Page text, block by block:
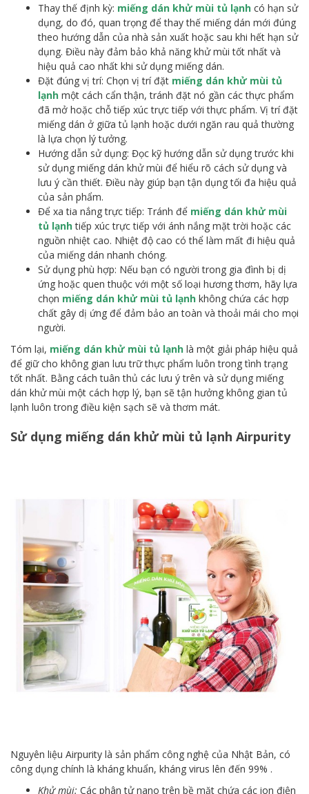
Thay thế định kỳ: miếng dán khử mùi tủ lạnh có hạn sử
dụng, do đó, quan trọng để thay thế miếng dán mới đúng
theo hướng dẫn của nhà sản xuất hoặc sau khi hết hạn sử
dụng. Điều này đảm bảo khả năng khử mùi tốt nhất và
hiệu quả cao nhất khi sử dụng miếng dán.
Đặt đúng vị trí: Chọn vị trí đặt miếng dán khử mùi tủ
lạnh một cách cẩn thận, tránh đặt nó gần các thực phẩm
đã mở hoặc chỗ tiếp xúc trực tiếp với thực phẩm. Vị trí đặt
miếng dán ở giữa tủ lạnh hoặc dưới ngăn rau quả thường
là lựa chọn lý tưởng.
Hướng dẫn sử dụng: Đọc kỹ hướng dẫn sử dụng trước khi
sử dụng miếng dán khử mùi để hiểu rõ cách sử dụng và
lưu ý cần thiết. Điều này giúp bạn tận dụng tối đa hiệu quả
của sản phẩm.
Để xa tia nắng trực tiếp: Tránh để miếng dán khử mùi
tủ lạnhtiếp xúc trực tiếp với ánh nắng mặt trời hoặc các
nguồn nhiệt cao. Nhiệt độ cao có thể làm mất đi hiệu quả
của miếng dán nhanh chóng.
Sử dụng phù hợp: Nếu bạn có người trong gia đình bị dị
ứng hoặc quen thuộc với một số loại hương thơm, hãy lựa
chọn miếng dán khử mùi tủ lạnh không chứa các hợp
chất gây dị ứng để đảm bảo an toàn và thoải mái cho mọi
người.
Tóm lại, miếng dán khử mùi tủ lạnh là một giải pháp hiệu quả
để giữ cho không gian lưu trữ thực phẩm luôn trong tình trạng
tốt nhất. Bằng cách tuân thủ các lưu ý trên và sử dụng miếng
dán khử mùi một cách hợp lý, bạn sẽ tận hưởng không gian tủ
lạnh luôn trong điều kiện sạch sẽ và thơm mát.
Sử dụng miếng dán khử mùi tủ lạnh Airpurity
Nguyên liệu Airpurity là sản phẩm công nghệ của Nhật Bản, có
công dụng chính là kháng khuẩn, kháng virus lên đến 99% .
Khử mùi: Các phân tử nano trên bề mặt chứa các ion điện